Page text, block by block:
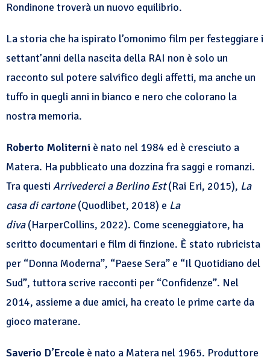
Rondinone troverà un nuovo equilibrio.
La storia che ha ispirato l’omonimo film per festeggiare i
settant’anni della nascita della RAI non è solo un
racconto sul potere salvifico degli affetti, ma anche un
tuffo in quegli anni in bianco e nero che colorano la
nostra memoria.
Roberto Moliterni è nato nel 1984 ed è cresciuto a
Matera. Ha pubblicato una dozzina fra saggi e romanzi.
Tra questi Arrivederci a Berlino Est(Rai Eri, 2015), La
casa di cartone(Quodlibet, 2018) e La
diva(HarperCollins, 2022). Come sceneggiatore, ha
scritto documentari e film di finzione. È stato rubricista
per “Donna Moderna”, “Paese Sera” e “Il Quotidiano del
Sud”, tuttora scrive racconti per “Confidenze”. Nel
2014, assieme a due amici, ha creato le prime carte da
gioco materane.
Saverio D’Ercole è nato a Matera nel 1965. Produttore